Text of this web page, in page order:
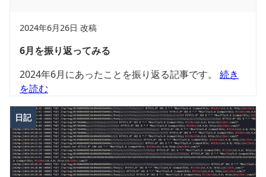
2024年6月26日 改稿
6月を振り返ってみる
2024年6月にあったことを振り返る記事です。 続き
を読む
日記